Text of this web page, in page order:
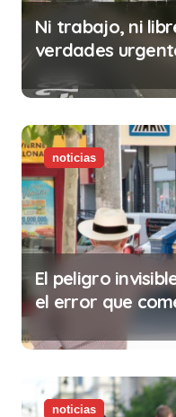
Ni trabajo, ni
verdades
noticias
El peligro
el error que
minutos en tu
ilegalidad que
la vida)
noticias